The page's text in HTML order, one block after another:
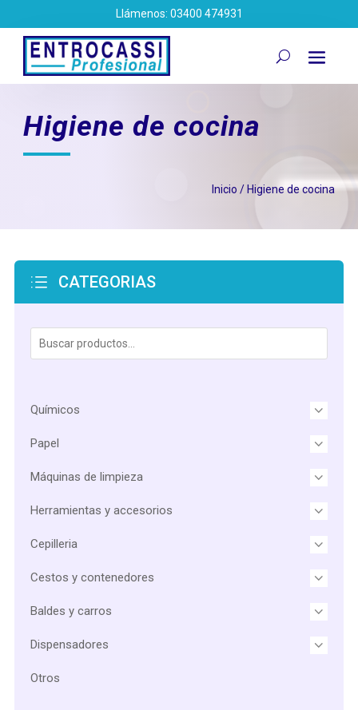
Llámenos: 03400 474931
Higiene de cocina
Inicio / Higiene de cocina
d CATEGORIAS
Químicos
Papel
Máquinas de limpieza
Herramientas y accesorios
Cepilleria
Cestos y contenedores
Baldes y carros
Dispensadores
Otros